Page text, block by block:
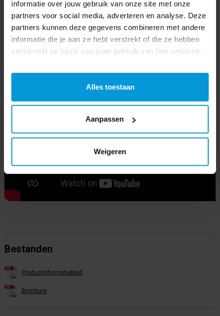
informatie over jouw gebruik van onze site met onze
partners voor social media, adverteren en analyse. Deze
partners kunnen deze gegevens combineren met andere
informatie die je aan ze hebt verstrekt of die ze hebben
verzameld op basis van jouw gebruik van hun services.
Alles toestaan
Aanpassen
Weigeren
Nilfisk 107420059 (2)
Video's
Bestanden
Productinformatieblad
Brochure